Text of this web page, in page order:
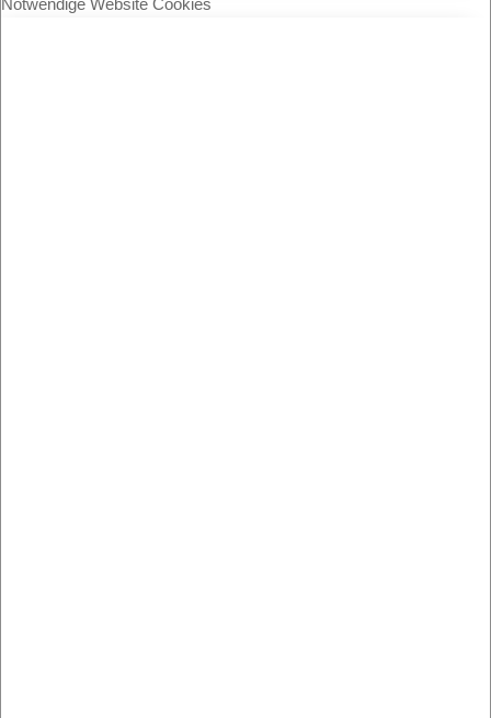
Notwendige Website Cookies